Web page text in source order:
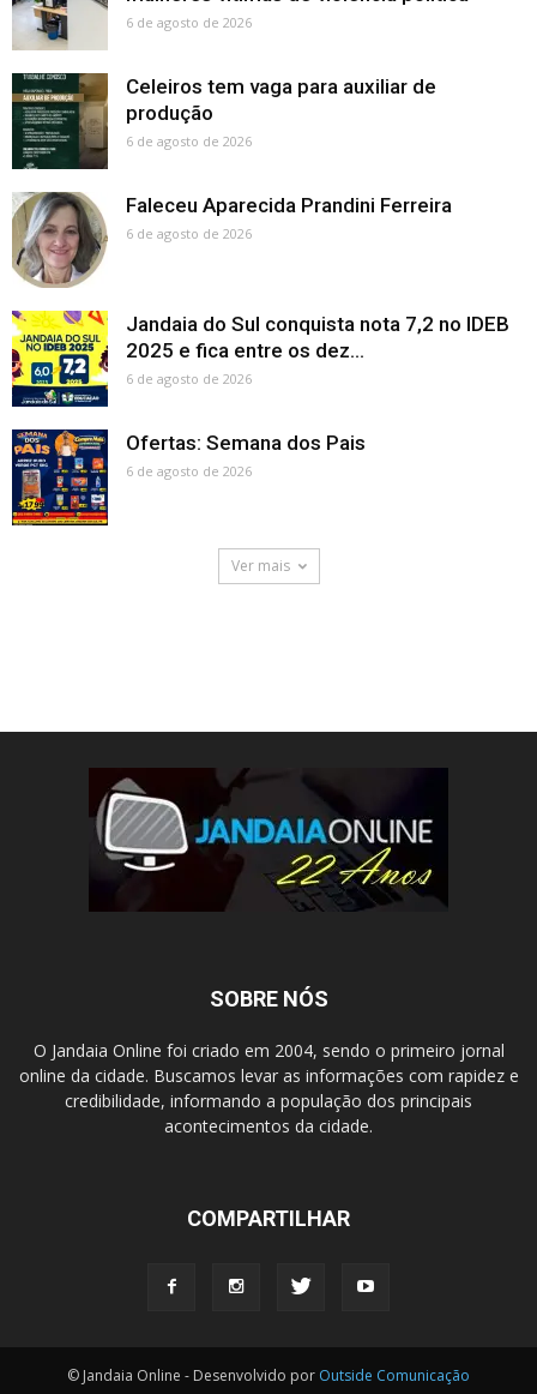
6 de agosto de 2026
Celeiros tem vaga para auxiliar de
produção
6 de agosto de 2026
Faleceu Aparecida Prandini Ferreira
6 de agosto de 2026
Jandaia do Sul conquista nota 7,2 no IDEB
2025 e fica entre os dez...
6 de agosto de 2026
Ofertas: Semana dos Pais
6 de agosto de 2026
Ver mais
SOBRE NÓS
O Jandaia Online foi criado em 2004, sendo o primeiro jornal
online da cidade. Buscamos levar as informações com rapidez e
credibilidade, informando a população dos principais
acontecimentos da cidade.
COMPARTILHAR
© Jandaia Online - Desenvolvido por Outside Comunicação